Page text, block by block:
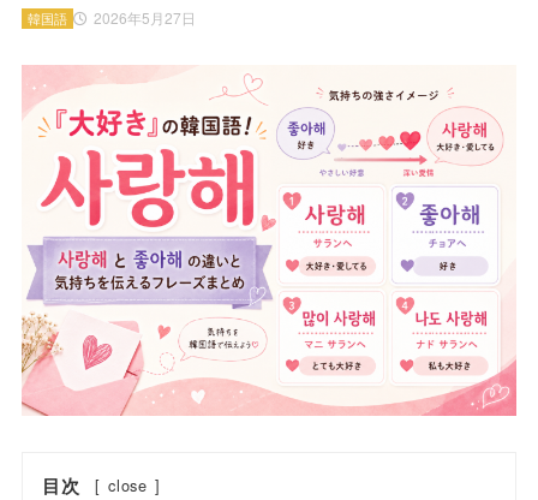
2026年5月27日
韓国語
目次 [ close ]